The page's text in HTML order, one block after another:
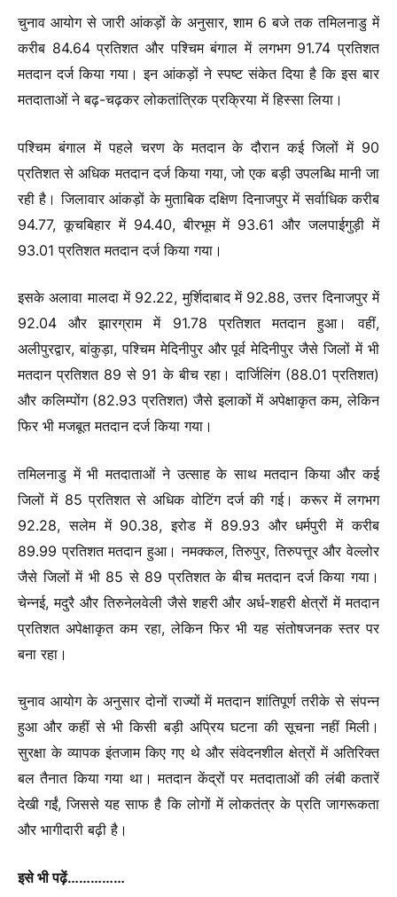
चुनाव आयोग से जारी आंकड़ों के अनुसार, शाम 6 बजे तक तमिलनाडु में
करीब 84.64 प्रतिशत और पश्चिम बंगाल में लगभग 91.74 प्रतिशत
मतदान दर्ज किया गया। इन आंकड़ों ने स्पष्ट संकेत दिया है कि इस बार
मतदाताओं ने बढ़-चढ़कर लोकतांत्रिक प्रक्रिया में हिस्सा लिया।
पश्चिम बंगाल में पहले चरण के मतदान के दौरान कई जिलों में 90
प्रतिशत से अधिक मतदान दर्ज किया गया, जो एक बड़ी उपलब्धि मानी जा
रही है। जिलावार आंकड़ों के मुताबिक दक्षिण दिनाजपुर में सर्वाधिक करीब
94.77, कूचबिहार में 94.40, बीरभूम में 93.61 और जलपाईगुड़ी में
93.01 प्रतिशत मतदान दर्ज किया गया।
इसके अलावा मालदा में 92.22, मुर्शिदाबाद में 92.88, उत्तर दिनाजपुर में
92.04 और झारग्राम में 91.78 प्रतिशत मतदान हुआ। वहीं,
अलीपुरद्वार, बांकुड़ा, पश्चिम मेदिनीपुर और पूर्व मेदिनीपुर जैसे जिलों में भी
मतदान प्रतिशत 89 से 91 के बीच रहा। दार्जिलिंग (88.01 प्रतिशत)
और कलिम्पोंग (82.93 प्रतिशत) जैसे इलाकों में अपेक्षाकृत कम, लेकिन
फिर भी मजबूत मतदान दर्ज किया गया।
तमिलनाडु में भी मतदाताओं ने उत्साह के साथ मतदान किया और कई
जिलों में 85 प्रतिशत से अधिक वोटिंग दर्ज की गई। करूर में लगभग
92.28, सलेम में 90.38, इरोड में 89.93 और धर्मपुरी में करीब
89.99 प्रतिशत मतदान हुआ। नमक्कल, तिरुपुर, तिरुपत्तूर और वेल्लोर
जैसे जिलों में भी 85 से 89 प्रतिशत के बीच मतदान दर्ज किया गया।
चेन्नई, मदुरै और तिरुनेलवेली जैसे शहरी और अर्ध-शहरी क्षेत्रों में मतदान
प्रतिशत अपेक्षाकृत कम रहा, लेकिन फिर भी यह संतोषजनक स्तर पर
बना रहा।
चुनाव आयोग के अनुसार दोनों राज्यों में मतदान शांतिपूर्ण तरीके से संपन्न
हुआ और कहीं से भी किसी बड़ी अप्रिय घटना की सूचना नहीं मिली।
सुरक्षा के व्यापक इंतजाम किए गए थे और संवेदनशील क्षेत्रों में अतिरिक्त
बल तैनात किया गया था। मतदान केंद्रों पर मतदाताओं की लंबी कतारें
देखी गईं, जिससे यह साफ है कि लोगों में लोकतंत्र के प्रति जागरूकता
और भागीदारी बढ़ी है।
इसे भी पढ़ें……………